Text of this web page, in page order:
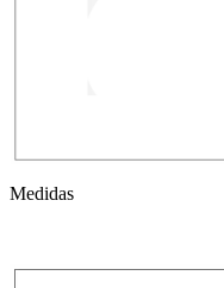
Medidas